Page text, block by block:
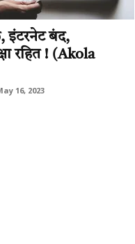
इंटरनेट बंद,
रहित ! (Akola
16, 2023